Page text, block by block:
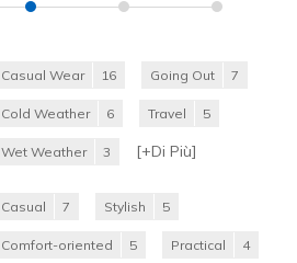
Casual Wear 16 Going Out 7
Cold Weather 6 Travel 5
Wet Weather 3 [+Di Più]
Casual 7 Stylish 5
Comfort-oriented 5 Practical 4